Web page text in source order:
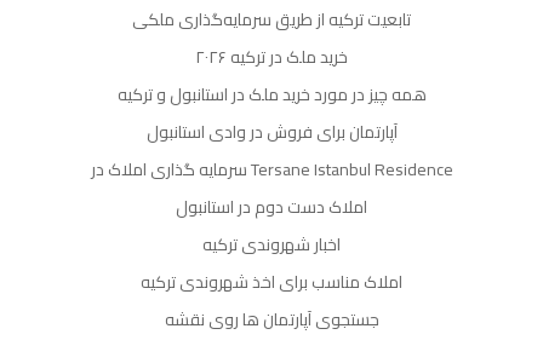
تابعیت ترکیه از طریق سرمایه‌گذاری ملکی
خرید ملک در ترکیه ۲۰۲۶
همه چیز در مورد خرید ملک در استانبول و ترکیه
آپارتمان برای فروش در وادی استانبول
سرمایه گذاری املاک در Tersane Istanbul Residence
املاک دست دوم در استانبول
اخبار شهروندی ترکیه
املاک مناسب برای اخذ شهروندی ترکیه
جستجوی آپارتمان ها روی نقشه